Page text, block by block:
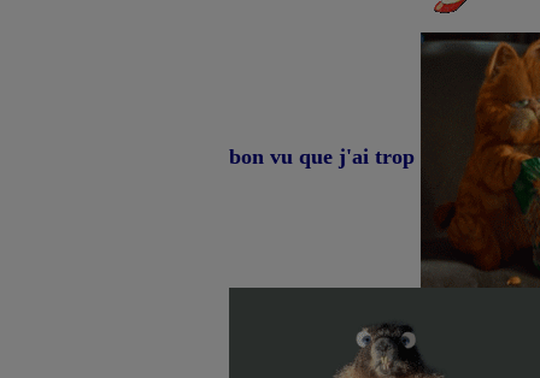
bon vu que j'ai trop